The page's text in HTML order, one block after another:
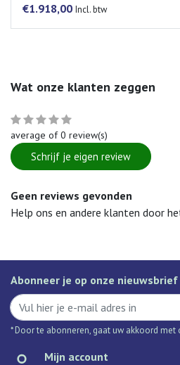
€1.918,00 Incl. btw
Wat onze klanten zeggen
average of 0 review(s)
Schrijf je eigen review
Geen reviews gevonden
Help ons en andere klanten door
Abonneer je op onze nieuwsbrief
* Door te abonneren, gaat uw akkoord met
Mijn account